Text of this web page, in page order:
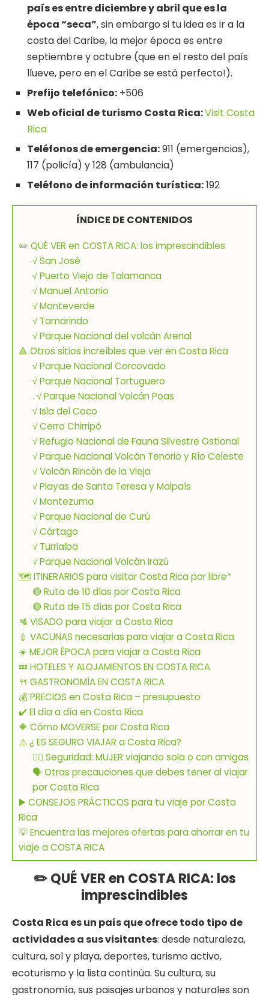
país es entre diciembre y abril que es la
época “seca”, sin embargo si tu idea es ir a la
costa del Caribe, la mejor época es entre
septiembre y octubre (que en el resto del país
llueve, pero en el Caribe se está perfecto!).
Prefijo telefónico: +506
Web oficial de turismo Costa Rica:Visit Costa
Rica
Teléfonos de emergencia:911 (emergencias),
117 (policía) y 128 (ambulancia)
Teléfono de información turística:192
ÍNDICE DE CONTENIDOS
✏️ QUÉ VER en COSTA RICA: los imprescindibles
√ San José
√ Puerto Viejo de Talamanca
√ Manuel Antonio
√ Monteverde
√ Tamarindo
√ Parque Nacional del volcán Arenal
🔺 Otros sitios increíbles que ver en Costa Rica
√ Parque Nacional Corcovado
√ Parque Nacional Tortuguero
. √ Parque Nacional Volcán Poas
√ Isla del Coco
√ Cerro Chirripó
√ Refugio Nacional de Fauna Silvestre Ostional
√ Parque Nacional Volcán Tenorio y Río Celeste
√ Volcán Rincón de la Vieja
√ Playas de Santa Teresa y Malpaís
√ Montezuma
√ Parque Nacional de Curú
√ Cártago
√ Turrialba
√ Parque Nacional Volcán Irazú
🗺 ITINERARIOS para visitar Costa Rica por libre*
🔴 Ruta de 10 días por Costa Rica
🔴 Ruta de 15 días por Costa Rica
🛂 VISADO para viajar a Costa Rica
💉 VACUNAS necesarias para viajar a Costa Rica
☀️ MEJOR ÉPOCA para viajar a Costa Rica
💤 HOTELES Y ALOJAMIENTOS EN COSTA RICA
🍴 GASTRONOMÍA EN COSTA RICA
💰 PRECIOS en Costa Rica – presupuesto
✔️ El día a día en Costa Rica
🔶 Cómo MOVERSE por Costa Rica
⚠️ ¿ ES SEGURO VIAJAR a Costa Rica?
👱‍♀️ Seguridad: MUJER viajando sola o con amigas
🗣 Otras precauciones que debes tener al viajar
por Costa Rica
▶️ CONSEJOS PRÁCTICOS para tu viaje por Costa
Rica
💡 Encuentra las mejores ofertas para ahorrar en tu
viaje a COSTA RICA
✏️ QUÉ VER en COSTA RICA: los
imprescindibles
Costa Rica es un país que ofrece todo tipo de
actividades a sus visitantes: desde naturaleza,
cultura, sol y playa, deportes, turismo activo,
ecoturismo y la lista continúa. Su cultura, su
gastronomía, sus paisajes urbanos y naturales son